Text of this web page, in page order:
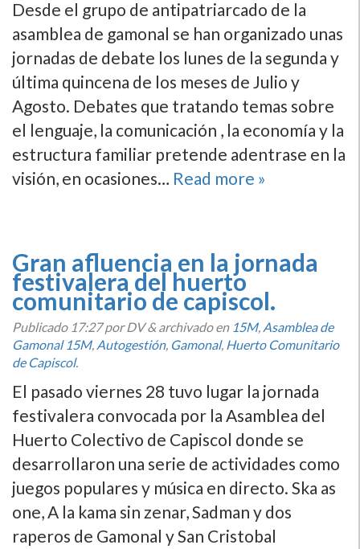
Desde el grupo de antipatriarcado de la
asamblea de gamonal se han organizado unas
jornadas de debate los lunes de la segunda y
última quincena de los meses de Julio y
Agosto. Debates que tratando temas sobre
el lenguaje, la comunicación , la economí­a y la
estructura familiar pretende adentrase en la
visión, en ocasiones… Read more »
Gran afluencia en la jornada
festivalera del huerto
comunitario de capiscol.
Publicado 17:27por DV&archivado en 15M, Asamblea de
Gamonal 15M, Autogestión, Gamonal, Huerto Comunitario
de Capiscol.
El pasado viernes 28 tuvo lugar la jornada
festivalera convocada por la Asamblea del
Huerto Colectivo de Capiscol donde se
desarrollaron una serie de actividades como
juegos populares y música en directo. Ska as
one, A la kama sin zenar, Sadman y dos
raperos de Gamonal y San Cristobal